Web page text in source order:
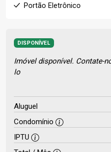
Portão Eletrônico
DISPONÍVEL
Imóvel disponível. Contate-
lo
Aluguel
Condomínio
IPTU